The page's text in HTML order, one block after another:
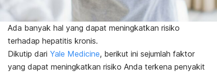
Ada banyak hal yang dapat meningkatkan risiko
terhadap hepatitis kronis.
Dikutip dari Yale Medicine, berikut ini sejumlah faktor
yang dapat meningkatkan risiko Anda terkena penyakit